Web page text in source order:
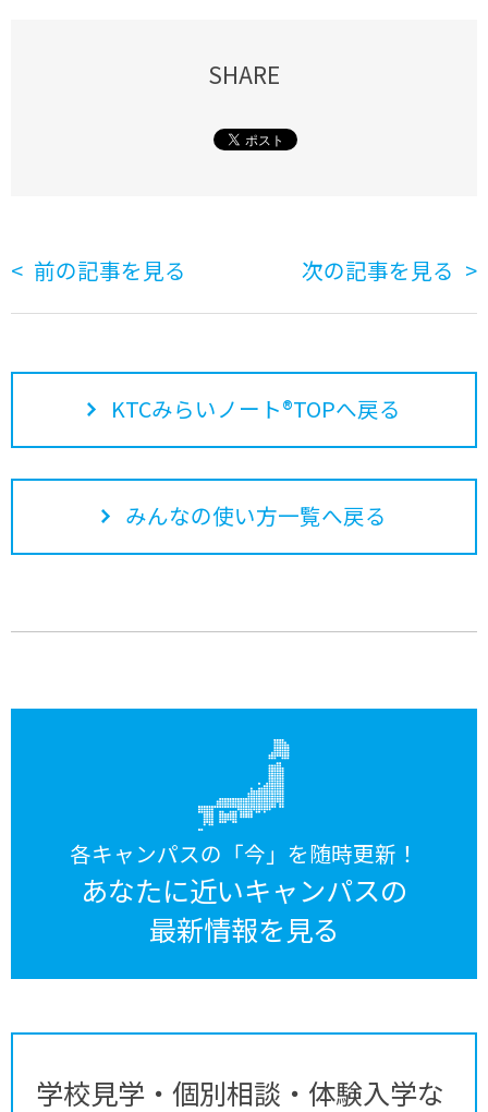
SHARE
前の記事を見る 次の記事を見る
KTCみらいノート®TOPへ戻る
みんなの使い方一覧へ戻る
各キャンパスの「今」を随時更新！
あなたに近いキャンパスの
最新情報を見る
学校見学・個別相談・体験入学な